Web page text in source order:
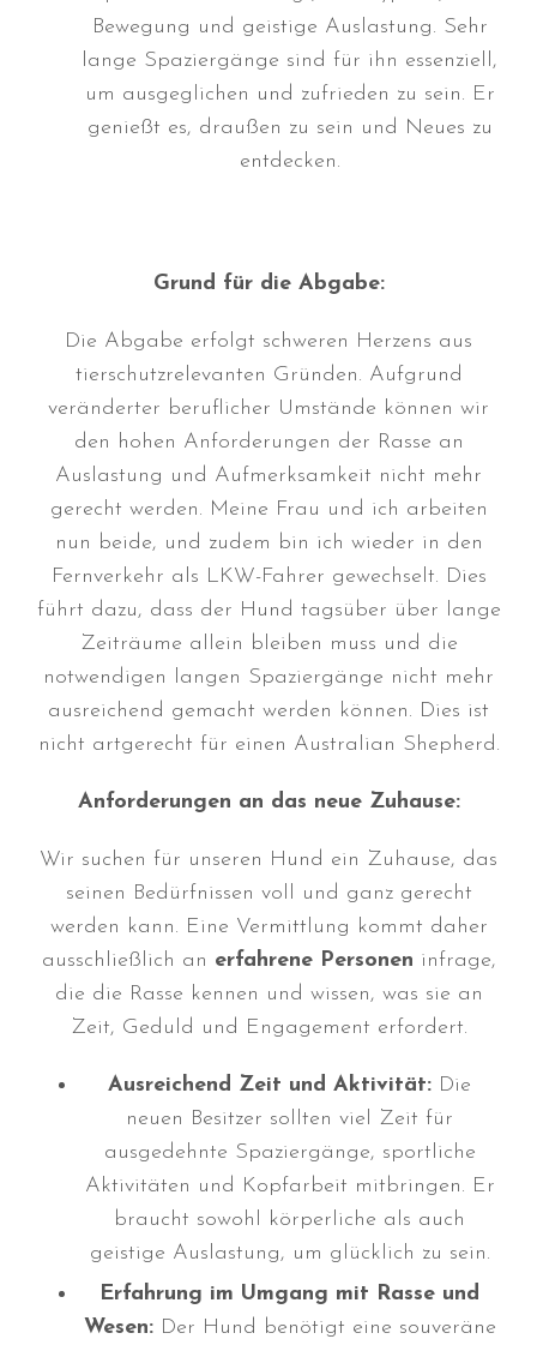
November 2023
August 2023
Juni 2023
Oktober 2022
August 2022
Juli 2022
Juni 2022
Mai 2022
April 2022
März 2022
Februar 2022
Januar 2022
Oktober 2021
September 2021
Juli 2021
April 2021
März 2021
Januar 2021
Dezember 2020
September 2020
März 2020
November 2019
September 2019
August 2019
Juni 2019
Bewegung und geistige Auslastung. Sehr
lange Spaziergänge sind für ihn essenziell,
um ausgeglichen und zufrieden zu sein. Er
genießt es, draußen zu sein und Neues zu
entdecken.
Grund für die Abgabe:
Die Abgabe erfolgt schweren Herzens aus
tierschutzrelevanten Gründen. Aufgrund
veränderter beruflicher Umstände können wir
den hohen Anforderungen der Rasse an
Auslastung und Aufmerksamkeit nicht mehr
gerecht werden. Meine Frau und ich arbeiten
nun beide, und zudem bin ich wieder in den
Fernverkehr als LKW-Fahrer gewechselt. Dies
führt dazu, dass der Hund tagsüber über lange
Zeiträume allein bleiben muss und die
notwendigen langen Spaziergänge nicht mehr
ausreichend gemacht werden können. Dies ist
nicht artgerecht für einen Australian Shepherd.
Anforderungen an das neue Zuhause:
Wir suchen für unseren Hund ein Zuhause, das
seinen Bedürfnissen voll und ganz gerecht
werden kann. Eine Vermittlung kommt daher
ausschließlich an erfahrene Personen infrage,
die die Rasse kennen und wissen, was sie an
Zeit, Geduld und Engagement erfordert.
Ausreichend Zeit und Aktivität: Die
neuen Besitzer sollten viel Zeit für
ausgedehnte Spaziergänge, sportliche
Aktivitäten und Kopfarbeit mitbringen. Er
braucht sowohl körperliche als auch
geistige Auslastung, um glücklich zu sein.
Erfahrung im Umgang mit Rasse und
Wesen:Der Hund benötigt eine souveräne